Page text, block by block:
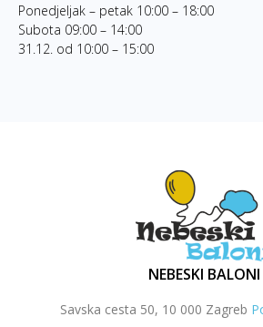
Ponedjeljak – petak 10:00 – 18:00
Subota 09:00 – 14:00
31.12. od 10:00 – 15:00
NEBESKI BALONI
Savska cesta 50, 10 000 Zagreb